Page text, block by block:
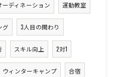
ーディネーション 運動教室
グ 3人目の関わり
スキル向上 2対1
ウィンターキャンプ 合宿